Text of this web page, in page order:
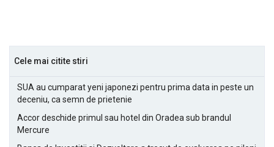
Cele mai citite stiri
SUA au cumparat yeni japonezi pentru prima data in peste un
deceniu, ca semn de prietenie
Accor deschide primul sau hotel din Oradea sub brandul
Mercure